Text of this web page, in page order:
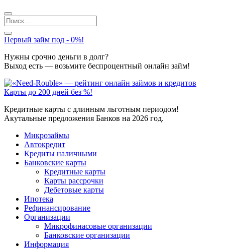
Первый займ под - 0%!
Нужны срочно деньги в долг?
Выход есть — возьмите беспроцентный онлайн займ!
Карты до 200 дней без %!
Кредитные карты с длинным льготным периодом!
Акутальные предложения Банков на 2026 год.
Микрозаймы
Автокредит
Кредиты наличными
Банковские карты
Кредитные карты
Карты рассрочки
Дебетовые карты
Ипотека
Рефинансирование
Организации
Микрофинасовые организации
Банковские организации
Информация